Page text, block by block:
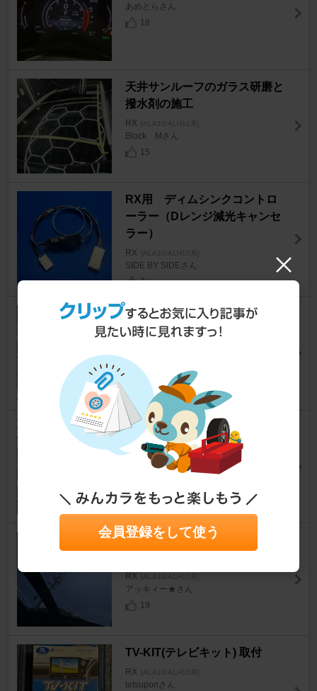
あめとらさん
18
天井サンルーフのガラス研磨と
撥水剤の施工
RX [ALA10/ALH10系]
Block Mさん
15
RX用 ディムシンクコントロ
ーラー（Dレンジ減光キャンセ
ラー）
RX [ALA10/ALH10系]
SIDE BY SIDEさん
7
LEXUS純正ディーラーオプシ
ョンのHDMI端子を使ってみ
RX
yuzu@雪国さん
レクサスRX350をブルームーン
スピーカーでサウンドアップ♪
[ALA10/ALH10系]
11
パノラマムーンルーフSylphide
RX [ALA10/ALH10系]
アッキィー★さん
19
TV-KIT(テレビキット) 取付
RX [ALA10/ALH10系]
tetsuponさん
会員登録をして使う